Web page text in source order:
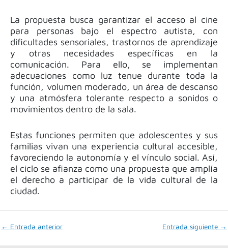
La propuesta busca garantizar el acceso al cine
para personas bajo el espectro autista, con
dificultades sensoriales, trastornos de aprendizaje
y otras necesidades específicas en la
comunicación. Para ello, se implementan
adecuaciones como luz tenue durante toda la
función, volumen moderado, un área de descanso
y una atmósfera tolerante respecto a sonidos o
movimientos dentro de la sala.
Estas funciones permiten que adolescentes y sus
familias vivan una experiencia cultural accesible,
favoreciendo la autonomía y el vínculo social. Así,
el ciclo se afianza como una propuesta que amplía
el derecho a participar de la vida cultural de la
ciudad.
← Entrada anterior Entrada siguiente →